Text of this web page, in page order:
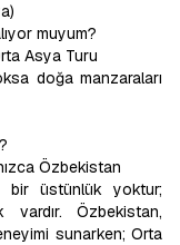
muyum?
Asya Turu
doğa manzaraları
Özbekistan
bir üstünlük yoktur;
vardır. Özbekistan,
sunarken; Orta